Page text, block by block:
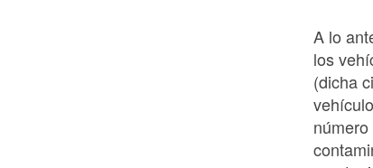
A lo
los
(dicha